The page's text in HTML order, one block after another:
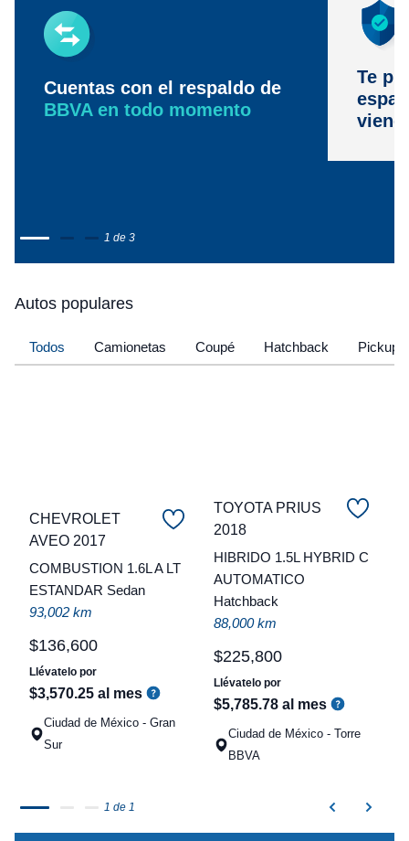
Cuentas con el respaldo de
BBVA en todo momento
Te
1 de 3
Autos populares
Todos Camionetas Coupé Hatchback Pickup
CHEVROLET
AVEO 2017
COMBUSTION 1.6L A LT
ESTANDAR Sedan
93,002 km
$136,600
Llévatelo por
$3,570.25 al mes
Ciudad de México - Gran
Sur
TOYOTA PRIUS
2018
HIBRIDO 1.5L HYBRID C
AUTOMATICO
Hatchback
88,000 km
$225,800
Llévatelo por
$5,785.78 al mes
Ciudad de México - Torre
BBVA
1 de 1